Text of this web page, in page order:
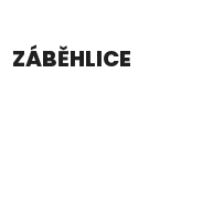
ZÁBĚHLICE